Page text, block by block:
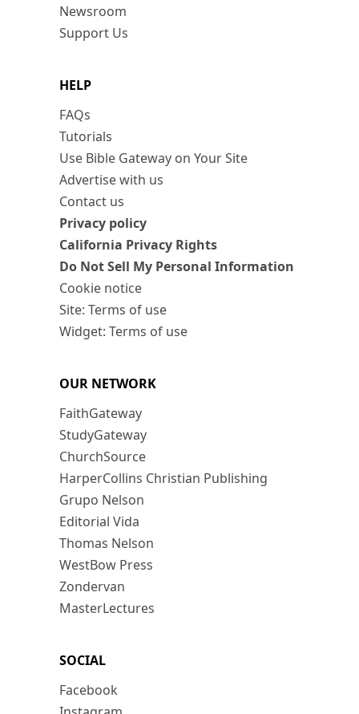
Newsroom
Support Us
HELP
FAQs
Tutorials
Use Bible Gateway on Your Site
Advertise with us
Contact us
Privacy policy
California Privacy Rights
Do Not Sell My Personal Information
Cookie notice
Site: Terms of use
Widget: Terms of use
OUR NETWORK
FaithGateway
StudyGateway
ChurchSource
HarperCollins Christian Publishing
Grupo Nelson
Editorial Vida
Thomas Nelson
WestBow Press
Zondervan
MasterLectures
SOCIAL
Facebook